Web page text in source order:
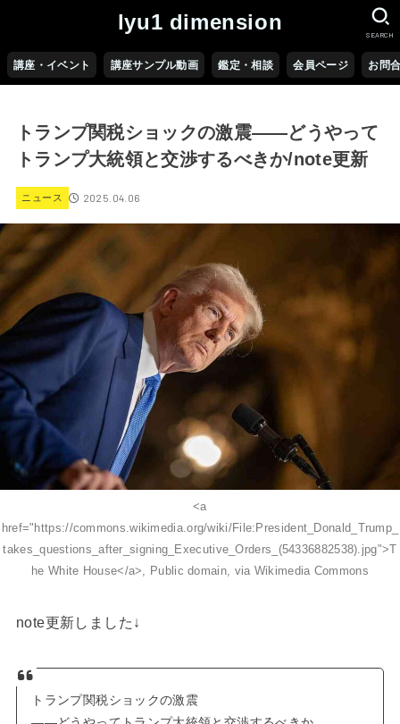
lyu1 dimension
講座・イベント 講座サンプル動画 鑑定・相談 会員ページ お問
SEARCH
トランプ関税ショックの激震――どうやって
トランプ大統領と交渉するべきか/note更新
ニュース 2025.04.06
<a
href="https://commons.wikimedia.org/wiki/File:President_Donald_Trump_
takes_questions_after_signing_Executive_Orders_(54336882538).jpg">T
he White House</a>, Public domain, via Wikimedia Commons
note更新しました↓
トランプ関税ショックの激震